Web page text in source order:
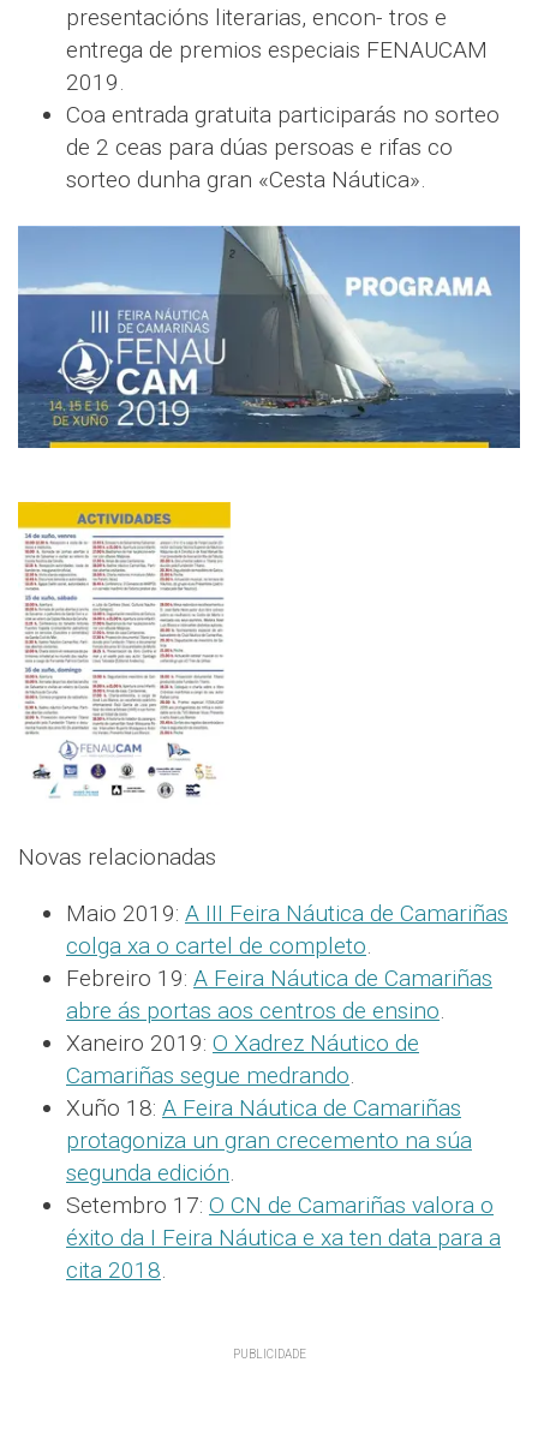
presentacións literarias, encon- tros e
entrega de premios especiais FENAUCAM
2019.
Coa entrada gratuita participarás no sorteo
de 2 ceas para dúas persoas e rifas co
sorteo dunha gran «Cesta Náutica».
Novas relacionadas
Maio 2019: A III Feira Náutica de Camariñas
colga xa o cartel de completo.
Febreiro 19: A Feira Náutica de Camariñas
abre ás portas aos centros de ensino.
Xaneiro 2019: O Xadrez Náutico de
Camariñas segue medrando.
Xuño 18: A Feira Náutica de Camariñas
protagoniza un gran crecemento na súa
segunda edición.
Setembro 17: O CN de Camariñas valora o
éxito da I Feira Náutica e xa ten data para a
cita 2018.